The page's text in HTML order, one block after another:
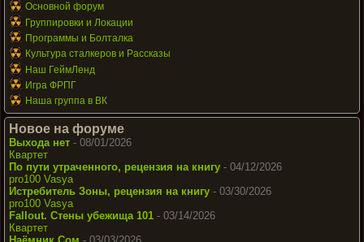
Основной форум
Группировки и Локации
Программы и Болталка
Культура сталкеров и Рассказы
Наш ГеймЛенд
Игра ФРПГ
Наша группа в ВК
Новое на форуме
Выхода нет - 08/01/2026
Квартет
По пути утраченного, рецензия на книгу - 04/12/2026
pro100 Vasya
Истребитель Зоны, рецензия на книгу - 03/30/2026
pro100 Vasya
Fallout. Стены убежища 101 - 03/14/2026
Квартет